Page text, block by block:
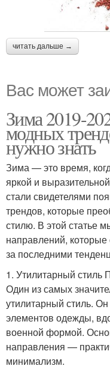
читать дальше →
Вас может
Зима 2019-
модных
нужно знать
Зима — это время,
яркой и
стали свидетелями
трендов, которые
стилю. В этой статье
направлений, которые
за последними
1. Утилитарный стиль
Один из самых
утилитарный стиль.
элементов одежды,
военной формой.
направления —
минимализм.